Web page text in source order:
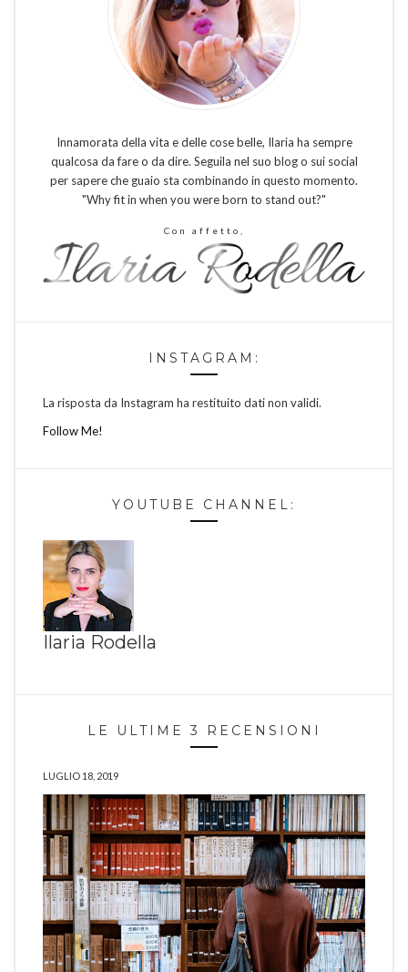
Innamorata della vita e delle cose belle, Ilaria ha sempre
qualcosa da fare o da dire. Seguila nel suo blog o sui social
per sapere che guaio sta combinando in questo momento.
"Why fit in when you were born to stand out?"
Con affetto,
INSTAGRAM:
La risposta da Instagram ha restituito dati non validi.
Follow Me!
YOUTUBE CHANNEL:
Ilaria Rodella
LE ULTIME 3 RECENSIONI
LUGLIO 18, 2019